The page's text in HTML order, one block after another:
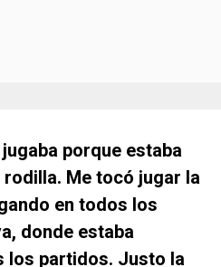
porque estaba
Me tocó jugar la
en todos los
donde estaba
los partidos. Justo la